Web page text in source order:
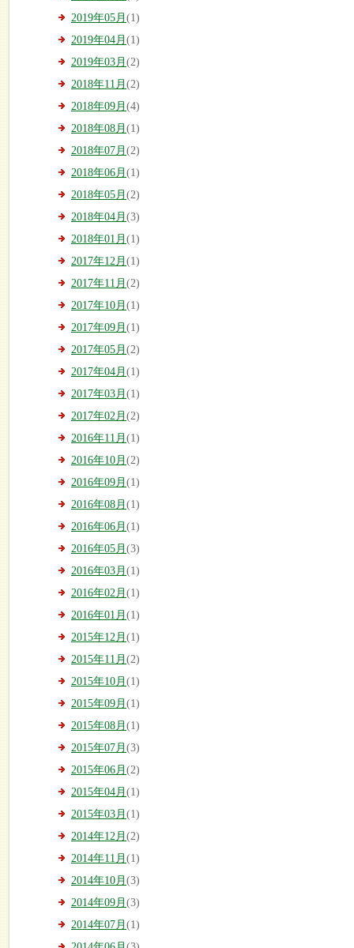
2019年05月 (1)
2019年04月 (1)
2019年03月 (2)
2018年11月 (2)
2018年09月 (4)
2018年08月 (1)
2018年07月 (2)
2018年06月 (1)
2018年05月 (2)
2018年04月 (3)
2018年01月 (1)
2017年12月 (1)
2017年11月 (2)
2017年10月 (1)
2017年09月 (1)
2017年05月 (2)
2017年04月 (1)
2017年03月 (1)
2017年02月 (2)
2016年11月 (1)
2016年10月 (2)
2016年09月 (1)
2016年08月 (1)
2016年06月 (1)
2016年05月 (3)
2016年03月 (1)
2016年02月 (1)
2016年01月 (1)
2015年12月 (1)
2015年11月 (2)
2015年10月 (1)
2015年09月 (1)
2015年08月 (1)
2015年07月 (3)
2015年06月 (2)
2015年04月 (1)
2015年03月 (1)
2014年12月 (2)
2014年11月 (1)
2014年10月 (3)
2014年09月 (3)
2014年07月 (1)